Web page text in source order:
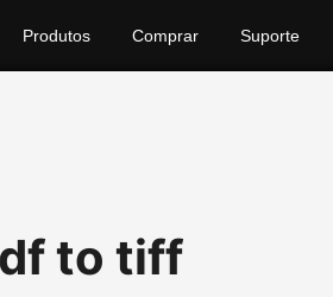
Produtos Comprar Suporte
to tiff